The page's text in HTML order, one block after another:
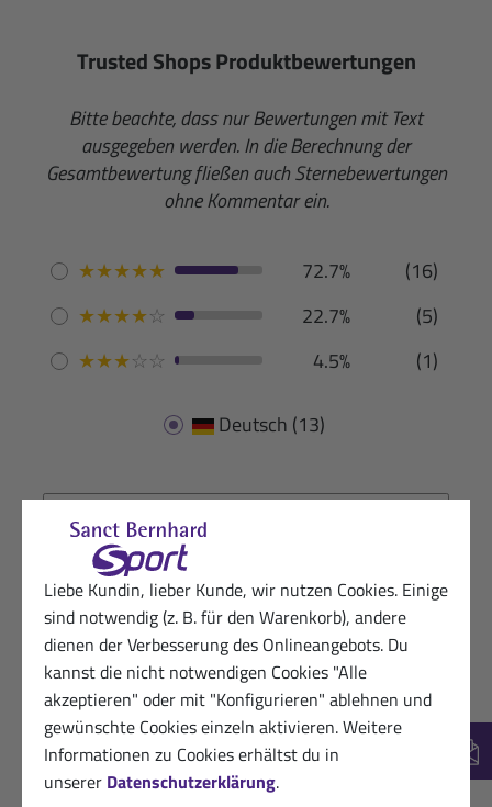
Liebe Kundin, lieber Kunde, wir nutzen Cookies. Einige
sind notwendig (z. B. für den Warenkorb), andere
dienen der Verbesserung des Onlineangebots. Du
kannst die nicht notwendigen Cookies "Alle
akzeptieren" oder mit "Konfigurieren" ablehnen und
gewünschte Cookies einzeln aktivieren. Weitere
Informationen zu Cookies erhältst du in
unserer Datenschutzerklärung.
Trusted Shops Produktbewertungen
Bitte beachte, dass nur Bewertungen mit Text
ausgegeben werden. In die Berechnung der
Gesamtbewertung fließen auch Sternebewertungen
ohne Kommentar ein.
★★★★★ 72.7%
(16)
★★★★☆ 22.7%
(5)
★★★☆☆ 4.5% (1)
Deutsch (13)
30.10.2025
Glückliche Kundin von Sanct Bernhard
Sport
★★★★★
Hilft extrem beim Marathonlauf, leicht verträglich
und Geschmack ok.
VERIFIZIERT Hilfreich? (2)